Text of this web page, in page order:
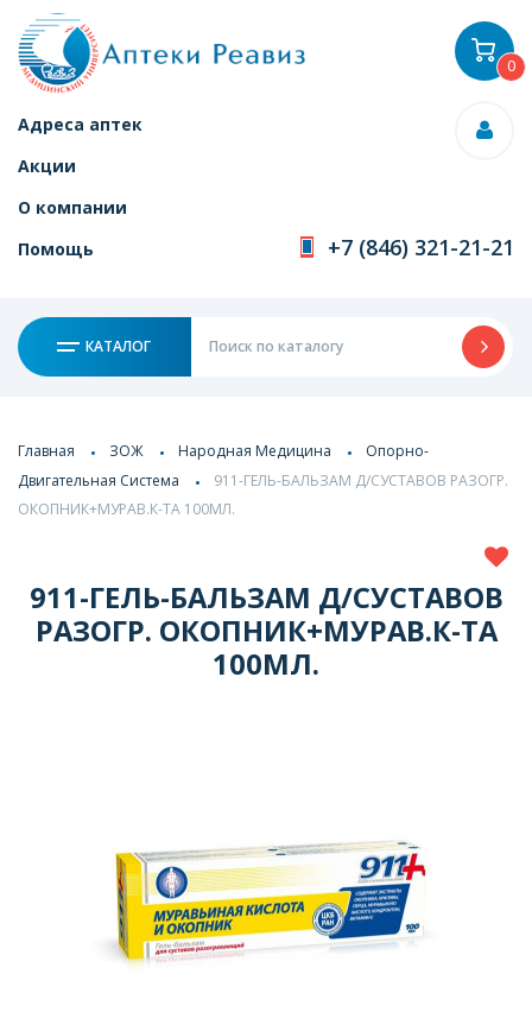
Адреса аптек
Акции
О компании
Помощь
+7 (846) 321-21-21
КАТАЛОГ
0
Главная ЗОЖ Народная Медицина
Опорно-
Двигательная Система
911-ГЕЛЬ-БАЛЬЗАМ Д/СУСТАВОВ РАЗОГР.
ОКОПНИК+МУРАВ.К-ТА 100МЛ.
911-ГЕЛЬ-БАЛЬЗАМ Д/СУСТАВОВ
РАЗОГР. ОКОПНИК+МУРАВ.К-ТА
100МЛ.